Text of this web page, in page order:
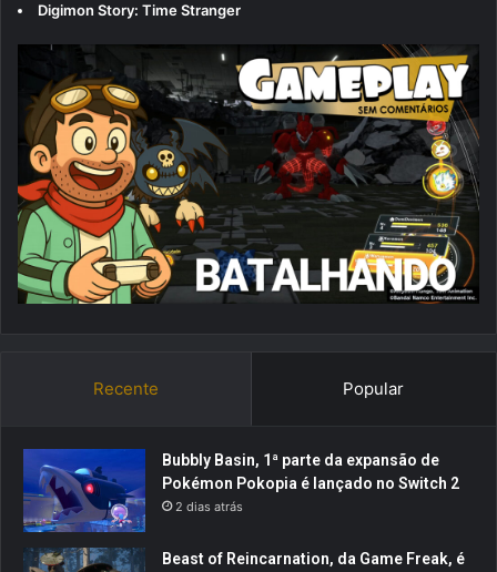
Digimon Story: Time Stranger
Recente Popular
Bubbly Basin, 1ª parte da expansão de
Pokémon Pokopia é lançado no Switch 2
2 dias atrás
Beast of Reincarnation, da Game Freak, é